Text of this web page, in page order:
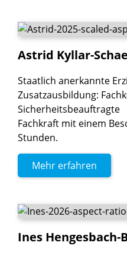
Astrid Kyllar-
Staatlich anerkannte
Zusatzausbildung:
Sicherheitsbeauftragte
Fachkraft mit einem
Stunden.
Mehr erfahren
Ines Hengesbach-